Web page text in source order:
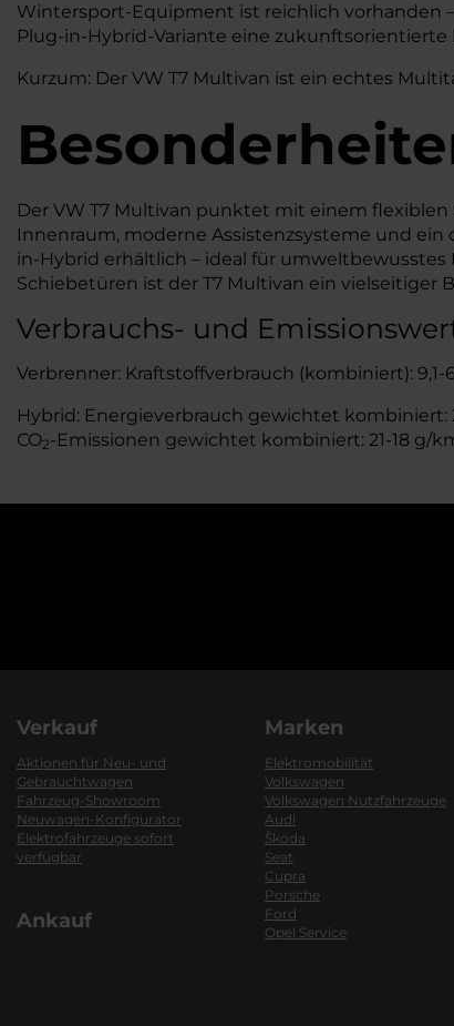
Wintersport-Equipment ist reichlich vorhanden
Plug-in-Hybrid-Variante eine
Kurzum: Der VW T7 Multivan ist ein echtes
Der VW T7 Multivan punktet mit einem
Innenraum, moderne Assistenzsysteme und
in-Hybrid erhältlich – ideal für
Schiebetüren ist der T7 Multivan ein vielseitiger
Verbrauchs- und
Verbrenner: Kraftstoffverbrauch (kombiniert): 9,1-
Hybrid: Energieverbrauch gewichtet kombiniert:
CO2-Emissionen gewichtet kombiniert: 21-18 g/
Verkauf
Aktionen für Neu- und
Gebrauchtwagen
Fahrzeug-Showroom
Neuwagen-Konfigurator
Elektrofahrzeuge sofort
verfügbar
Ankauf
Marken
Elektromobilität
Volkswagen
Volkswagen Nutzfahrzeuge
Audi
Škoda
Seat
Cupra
Porsche
Ford
Opel Service